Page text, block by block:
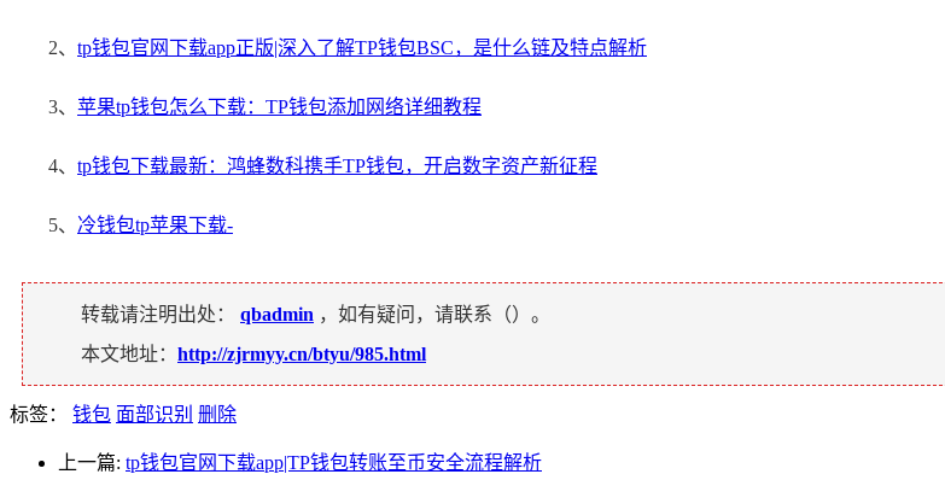
2、 tp钱包官网下载app正版|深入了解TP钱包BSC，是什么链及特点解析
3、 苹果tp钱包怎么下载：TP钱包添加网络详细教程
4、 tp钱包下载最新：鸿蜂数科携手TP钱包，开启数字资产新征程
5、 冷钱包tp苹果下载-
转载请注明出处： qbadmin ，如有疑问，请联系（）。
本文地址： http://zjrmyy.cn/btyu/985.html
标签： 钱包 面部识别 删除
上一篇: tp钱包官网下载app|TP钱包转账至币安全流程解析